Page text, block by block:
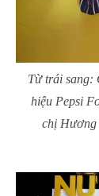
Từ trái sang:
hiệu Pepsi
chị Hương